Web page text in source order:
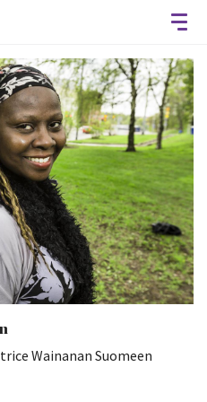
Wainanan Suomeen